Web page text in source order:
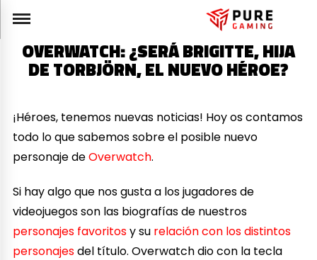
OVERWATCH: ¿SERÁ BRIGITTE, HIJA
DE TORBJÖRN, EL NUEVO HÉROE?
¡Héroes, tenemos nuevas noticias! Hoy os contamos
todo lo que sabemos sobre el posible nuevo
personaje deOverwatch.
Si hay algo que nos gusta a los jugadores de
videojuegos son las biografías de nuestros
personajes favoritosy su relación con los distintos
personajesdel título. Overwatch dio con la tecla